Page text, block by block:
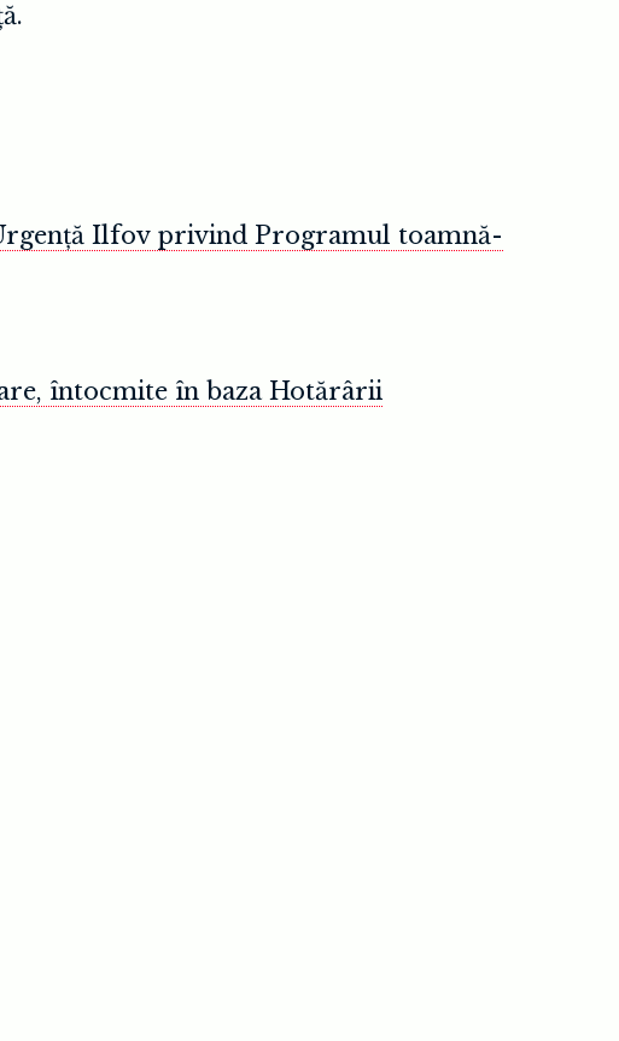
Ilfov privind Programul toamnă-
întocmite în baza Hotărârii